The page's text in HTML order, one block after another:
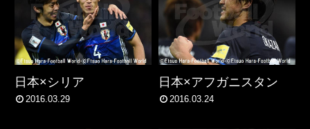
日本×シリア
2016.03.29
日本×アフガニスタン
2016.03.24